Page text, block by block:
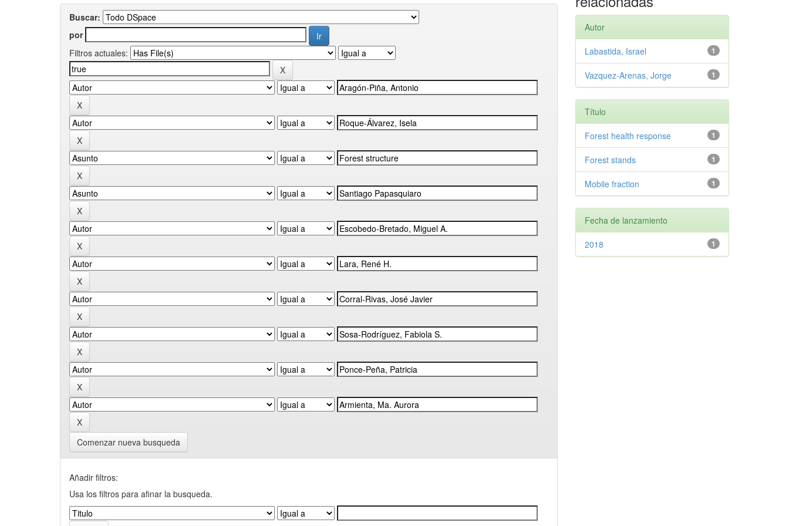
Buscar:
por
Filtros actuales:
Comenzar nueva busqueda
Añadir filtros:
Usa los filtros para afinar la busqueda.
Autor
1
Labastida, Israel
1
Vazquez-Arenas, Jorge
Título
1
Forest health response
1
Forest stands
1
Mobile fraction
Fecha de lanzamiento
1
2018